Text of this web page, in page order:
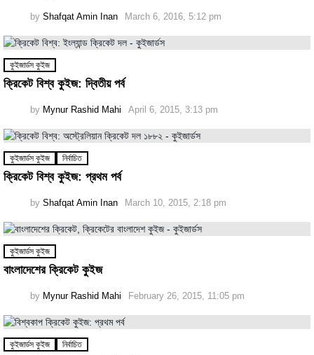
by Shafqat Amin Inan March 6, 2016, 5:12 pm
কুইজার্ডস কুইজ
ক্রিকেট বিশ্ব কুইজ: দ্বিতীয় পর্ব
by Mynur Rashid Mahi April 6, 2015, 3:13 pm
কুইজার্ডস কুইজ নির্বাচিত
ক্রিকেট বিশ্ব কুইজ: প্রথম পর্ব
by Shafqat Amin Inan March 10, 2015, 2:18 pm
কুইজার্ডস কুইজ
বাংলাদেশের ক্রিকেট কুইজ
by Mynur Rashid Mahi February 26, 2015, 11:05 pm
কুইজার্ডস কুইজ নির্বাচিত